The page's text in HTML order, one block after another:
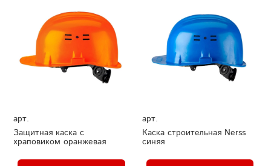
арт.
Защитная каска с
храповиком оранжевая
арт.
Каска строительная Nerss
синяя